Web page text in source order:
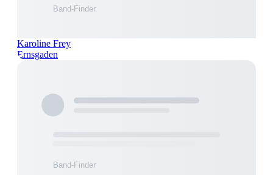
Karoline Frey
Ernsgaden